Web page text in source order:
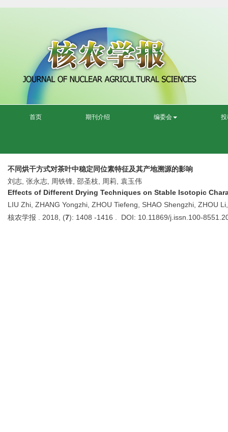
首页 期刊介绍 编委会
不同烘干方式对茶叶中稳定同位素特征及其产地溯源的影响
刘志, 张永志, 周铁锋, 邵圣枝, 周莉, 袁玉伟
Effects of Different Drying Techniques on Stable Isotopic
LIU Zhi, ZHANG Yongzhi, ZHOU Tiefeng, SHAO Shengzhi, ZHOU
核农学报 . 2018, (7): 1408 -1416 . DOI: 10.11869/j.issn.100-